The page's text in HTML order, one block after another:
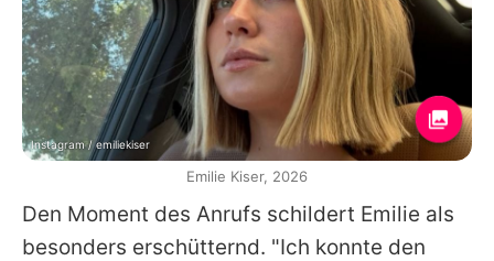
Den Moment des Anrufs schildert Emilie als
besonders erschütternd. "Ich konnte den
Instagram / emiliekiser
Emilie Kiser, 2026